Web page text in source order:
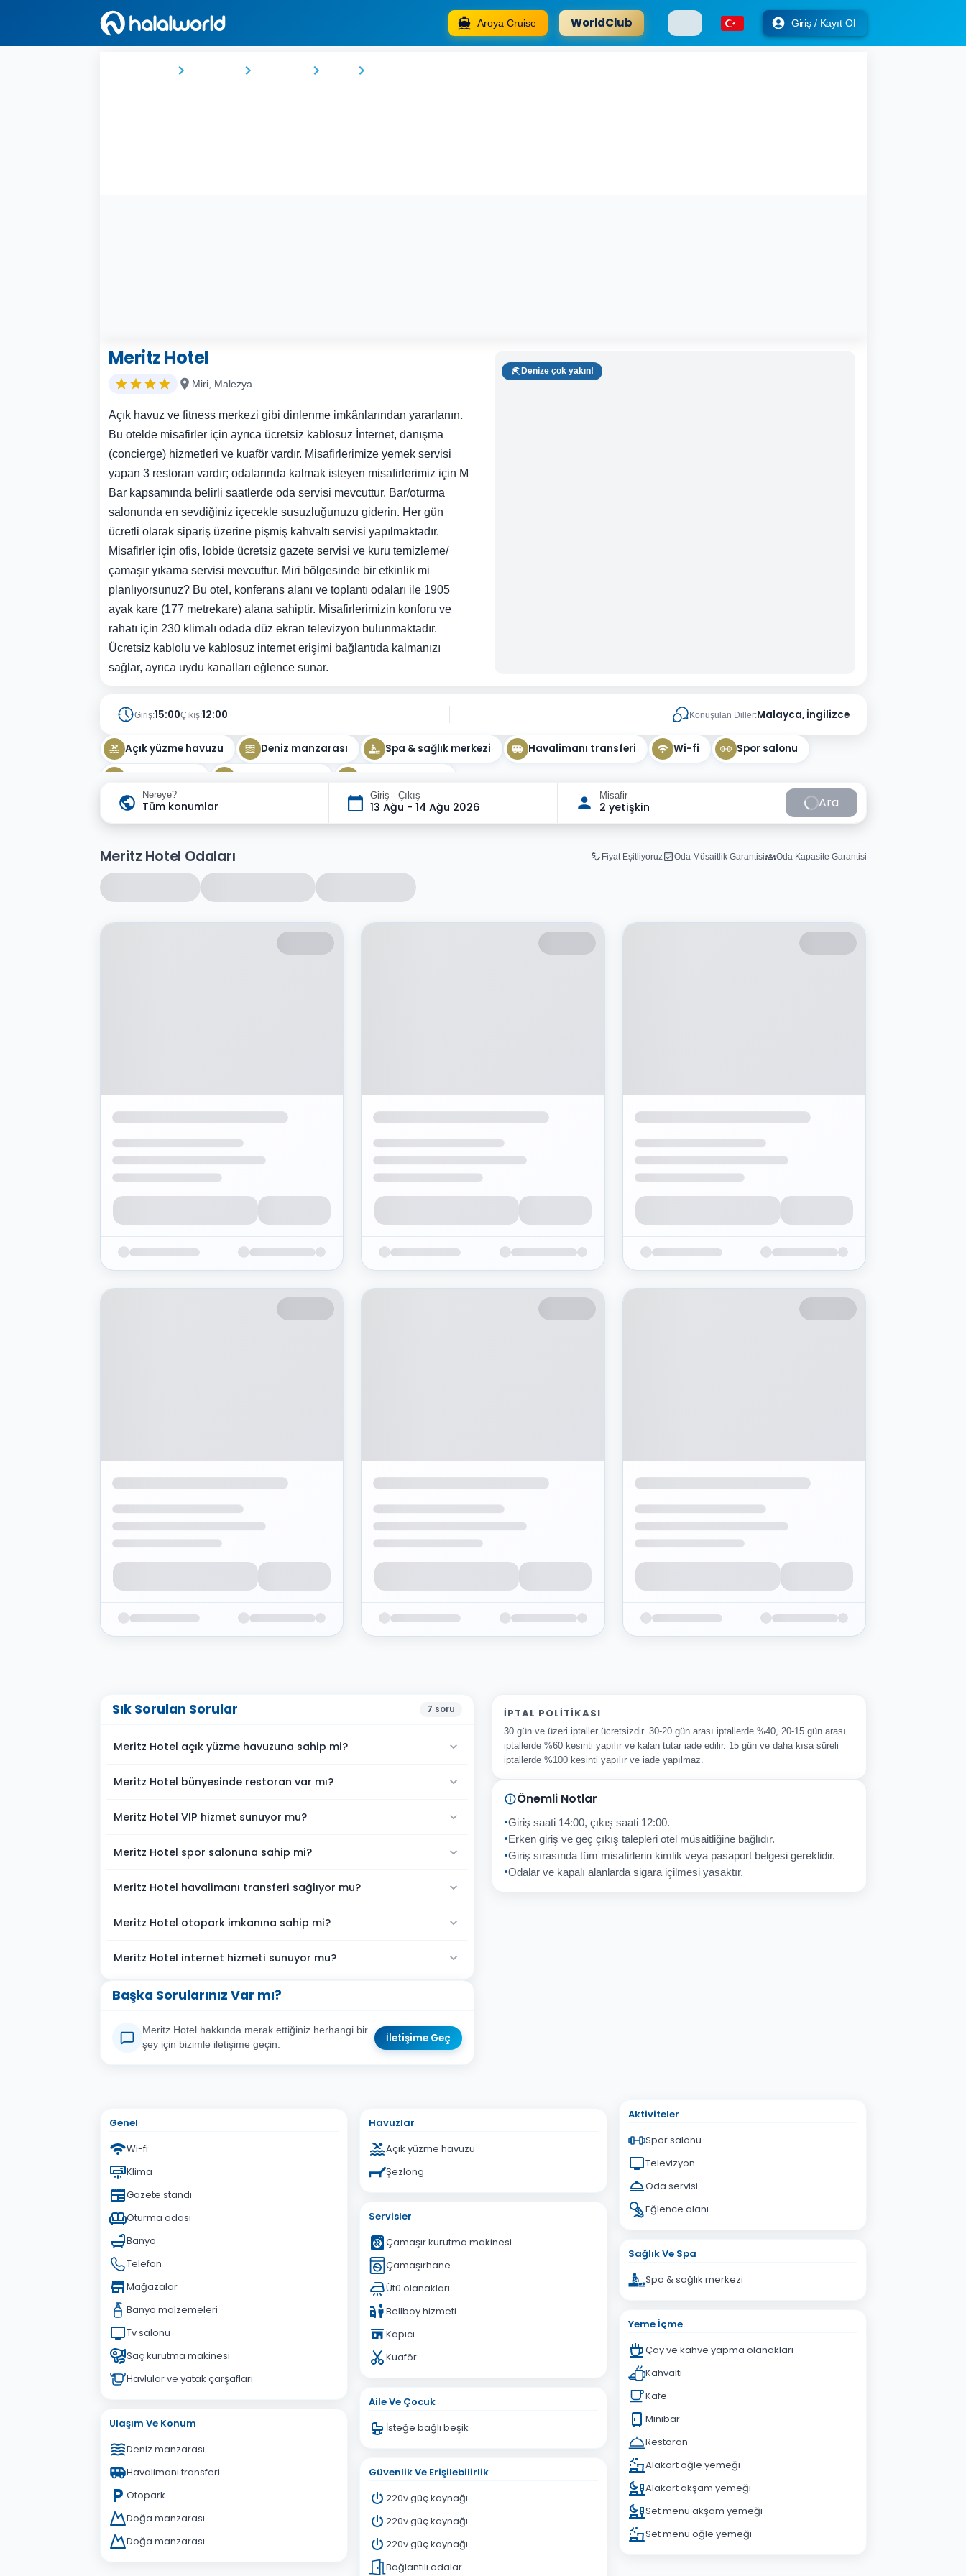
Aroya Cruise WorldClub Giriş / Kayıt Ol
Meritz Hotel
Miri, Malezya
Açık havuz ve fitness merkezi gibi dinlenme imkânlarından yararlanın.
Bu otelde misafirler için ayrıca ücretsiz kablosuz İnternet, danışma
(concierge) hizmetleri ve kuaför vardır. Misafirlerimize yemek servisi
yapan 3 restoran vardır; odalarında kalmak isteyen misafirlerimiz için M
Bar kapsamında belirli saatlerde oda servisi mevcuttur. Bar/oturma
salonunda en sevdiğiniz içecekle susuzluğunuzu giderin. Her gün
ücretli olarak sipariş üzerine pişmiş kahvaltı servisi yapılmaktadır.
Misafirler için ofis, lobide ücretsiz gazete servisi ve kuru temizleme/
çamaşır yıkama servisi mevcuttur. Miri bölgesinde bir etkinlik mi
planlıyorsunuz? Bu otel, konferans alanı ve toplantı odaları ile 1905
ayak kare (177 metrekare) alana sahiptir. Misafirlerimizin konforu ve
rahatı için 230 klimalı odada düz ekran televizyon bulunmaktadır.
Ücretsiz kablolu ve kablosuz internet erişimi bağlantıda kalmanızı
sağlar, ayrıca uydu kanalları eğlence sunar.
Denize çok yakın!
Giriş:15:00Çıkış:12:00 Konuşulan Diller:Malayca, İngilizce
Açık yüzme havuzu Deniz manzarası Spa & sağlık merkezi Havalimanı transferi Wi-fi Spor salonu
Nereye?
Tüm konumlar
Giriş - Çıkış
13 Ağu - 14 Ağu 2026
Misafir
2 yetişkin Ara
Meritz Hotel Odaları Fiyat Eşitliyoruz Oda Müsaitlik Garantisi Oda Kapasite Garantisi
Sık Sorulan Sorular 7 soru
Meritz Hotel açık yüzme havuzuna sahip mi?
Meritz Hotel bünyesinde restoran var mı?
Meritz Hotel VIP hizmet sunuyor mu?
Meritz Hotel spor salonuna sahip mi?
Meritz Hotel havalimanı transferi sağlıyor mu?
Meritz Hotel otopark imkanına sahip mi?
Meritz Hotel internet hizmeti sunuyor mu?
Başka Sorularınız Var mı?
Meritz Hotel hakkında merak ettiğiniz herhangi bir
şey için bizimle iletişime geçin.
İletişime Geç
Sorunuz
İPTAL POLITIKASI
30 gün ve üzeri iptaller ücretsizdir. 30-20 gün arası iptallerde %40, 20-15 gün arası
iptallerde %60 kesinti yapılır ve kalan tutar iade edilir. 15 gün ve daha kısa süreli
iptallerde %100 kesinti yapılır ve iade yapılmaz.
Önemli Notlar
Giriş saati 14:00, çıkış saati 12:00.
Erken giriş ve geç çıkış talepleri otel müsaitliğine bağlıdır.
Giriş sırasında tüm misafirlerin kimlik veya pasaport belgesi gereklidir.
Odalar ve kapalı alanlarda sigara içilmesi yasaktır.
Genel
Wi-fi
Klima
Gazete standı
Oturma odası
Banyo
Telefon
Mağazalar
Banyo malzemeleri
Tv salonu
Saç kurutma makinesi
Havlular ve yatak çarşafları
Ulaşım Ve Konum
Deniz manzarası
Havalimanı transferi
Otopark
Doğa manzarası
Doğa manzarası
Havuzlar
Açık yüzme havuzu
Şezlong
Servisler
Çamaşır kurutma makinesi
Çamaşırhane
Ütü olanakları
Bellboy hizmeti
Kapıcı
Kuaför
Aile Ve Çocuk
İsteğe bağlı beşik
Güvenlik Ve Erişilebilirlik
220v güç kaynağı
220v güç kaynağı
220v güç kaynağı
Bağlantılı odalar
Aktiviteler
Spor salonu
Televizyon
Oda servisi
Eğlence alanı
Sağlık Ve Spa
Spa & sağlık merkezi
Yeme İçme
Çay ve kahve yapma olanakları
Kahvaltı
Kafe
Minibar
Restoran
Alakart öğle yemeği
Alakart akşam yemeği
Set menü akşam yemeği
Set menü öğle yemeği